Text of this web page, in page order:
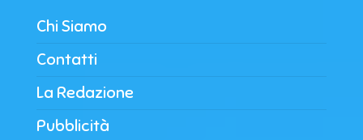
Chi Siamo
Contatti
La Redazione
Pubblicità